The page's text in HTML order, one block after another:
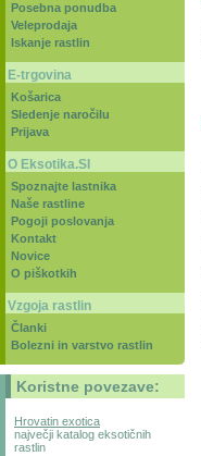
Posebna ponudba
Veleprodaja
Iskanje rastlin
E-trgovina
Košarica
Sledenje naročilu
Prijava
O Eksotika.SI
Spoznajte lastnika
Naše rastline
Pogoji poslovanja
Kontakt
Novice
O piškotkih
Vzgoja rastlin
Članki
Bolezni in varstvo rastlin
Koristne povezave:
Hrovatin exotica
največji katalog eksotičnih
rastlin